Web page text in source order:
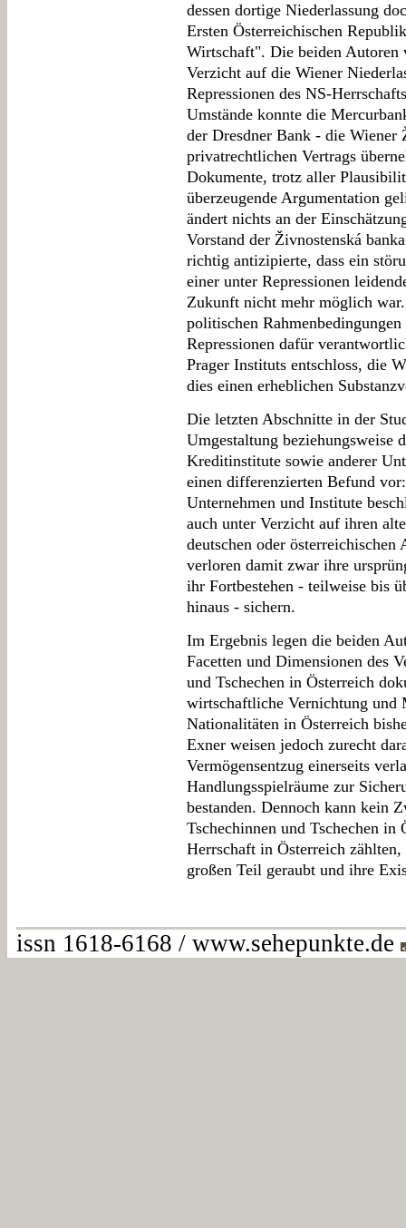
dessen dortige Niederlassung
Ersten Österreichischen
Wirtschaft". Die beiden Autoren
Verzicht auf die Wiener
Repressionen des NS-
Umstände konnte die
der Dresdner Bank - die
privatrechtlichen Vertrags
Dokumente, trotz aller
überzeugende Argumentation
ändert nichts an der
Vorstand der Živnostenská
richtig antizipierte, dass ein
einer unter Repressionen
Zukunft nicht mehr möglich
politischen
Repressionen dafür
Prager Instituts entschloss, die
dies einen erheblichen
Die letzten Abschnitte in der
Umgestaltung beziehungsweise
Kreditinstitute sowie anderer
einen differenzierten Befund
Unternehmen und Institute
auch unter Verzicht auf ihren
deutschen oder
verloren damit zwar ihre
ihr Fortbestehen - teilweise bis
hinaus - sichern.
Im Ergebnis legen die beiden
Facetten und Dimensionen des
und Tschechen in Österreich
wirtschaftliche Vernichtung und
Nationalitäten in Österreich
Exner weisen jedoch zurecht
Vermögensentzug einerseits
Handlungsspielräume zur
bestanden. Dennoch kann kein
Tschechinnen und Tschechen
Herrschaft in Österreich
großen Teil geraubt und ihre
issn 1618-6168 / www.sehepunkte.de